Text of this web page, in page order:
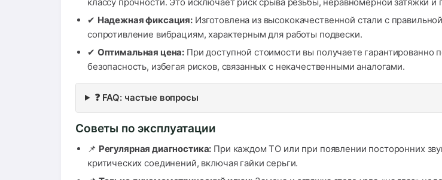
✔ Надежная фиксация: Изготовлена из высококачественной стали с
сопротивление вибрациям, характерным для работы подвески.
✔ Оптимальная цена: При доступной стоимости вы получаете
безопасность, избегая рисков, связанных с некачественными аналогами.
❓ FAQ: частые вопросы
Советы по эксплуатации
📌 Регулярная диагностика: При каждом ТО или при появлении посторонних
критических соединений, включая гайки серьги.